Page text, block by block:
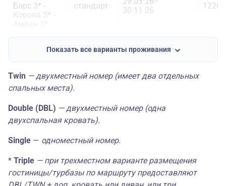
Барс 3* -
Корона 3* -
стандарт
30.11.26
Снежный
Корона 3* -
Кадгарон
Отель 3*
Интурист 3* -
Снежный
Барс 3* -
Россия 4* -
Отель
Люкс 3*
стандарт
Интурист 3* -
Показать все варианты проживания
Twin — двухместный номер (имеет два отдельных
спальных места).
Double (DBL) — двухместный номер (одна
двухспальная кровать).
Single — одноместный номер.
* Triple — при трехместном варианте размещения
гостиницы/турбазы по маршруту предоставляют